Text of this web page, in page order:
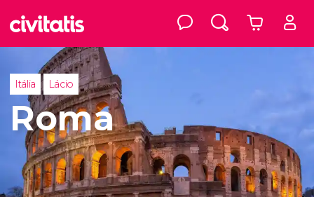
Itália Lácio
Roma